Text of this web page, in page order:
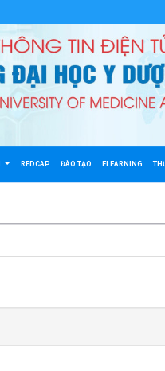
REDCAP ĐÀO TẠO ELEARNING